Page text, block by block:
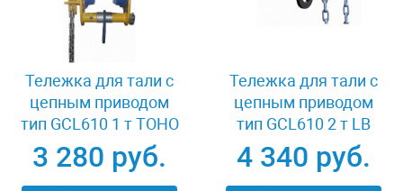
Тележка для тали с
цепным приводом
тип GCL610 1 т TOHO
XK37702
3 280 руб.
Тележка для тали с
цепным приводом
тип GCL610 2 т LB
XK08572
4 340 руб.